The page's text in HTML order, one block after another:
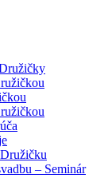
– Seminár